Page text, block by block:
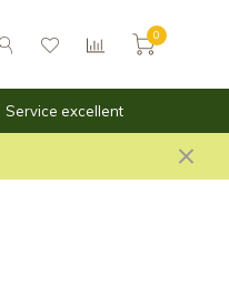
0
Service excellent